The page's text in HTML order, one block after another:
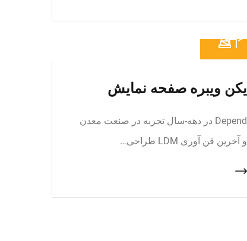
یکن ویبره صفحه نمایش
Depend در دهه-سال تجربه در صنعت معدن
و آخرین فن آوری LDM طراحی…